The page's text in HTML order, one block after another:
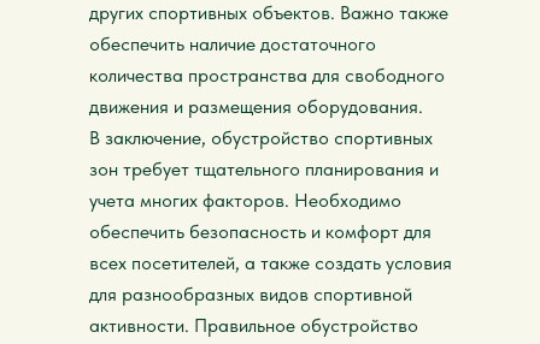
других спортивных объектов. Важно также
обеспечить наличие достаточного
количества пространства для свободного
движения и размещения оборудования.
В заключение, обустройство спортивных
зон требует тщательного планирования и
учета многих факторов. Необходимо
обеспечить безопасность и комфорт для
всех посетителей, а также создать условия
для разнообразных видов спортивной
активности. Правильное обустройство